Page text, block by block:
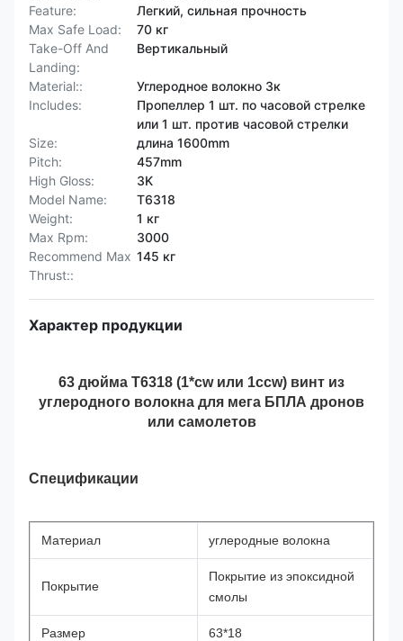
Feature:
Легкий, сильная прочность
Max Safe Load:
70 кг
Take-Off And
Landing:
Вертикальный
Material::
Углеродное волокно 3к
Includes:
Пропеллер 1 шт. по часовой стрелке
или 1 шт. против часовой стрелки
Size:
длина 1600mm
Pitch:
457mm
High Gloss:
3K
Model Name:
Т6318
Weight:
1 кг
Max Rpm:
3000
Recommend Max
Thrust::
145 кг
Характер продукции
63 дюйма T6318 (1*cw или 1ccw) винт из
углеродного волокна для мега БПЛА дронов
или самолетов
Спецификации
Материал углеродные волокна
Покрытие
Покрытие из эпоксидной
смолы
Размер 63*18